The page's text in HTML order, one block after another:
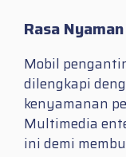
Rasa
Mobil
dilengkapi
kenyamanan
Multimedia
ini demi